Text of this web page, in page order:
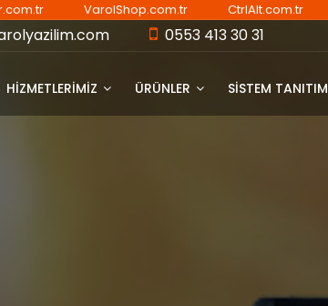
VarolShop.com.tr CtrlAlt.com.tr
0553 413 30 31
HİZMETLERİMİZ ÜRÜNLER SISTEM TANITIM